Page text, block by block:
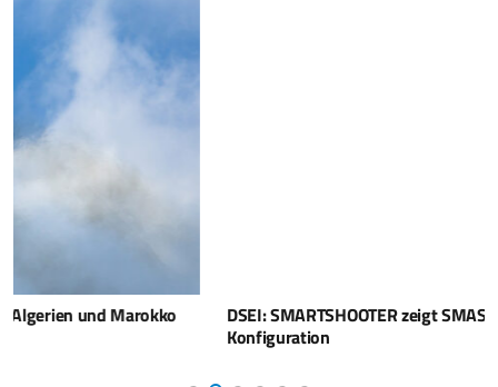
DSEI: SMARTSHOOTER zeigt SMASH 3000 in neuer